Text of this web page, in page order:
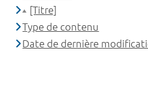
[Titre]
Type de contenu
Date de dernière